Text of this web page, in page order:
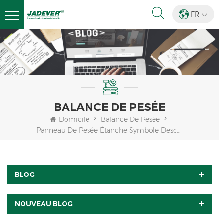
FR
BALANCE DE PESÉE
Domicile
Balance De Pesée
Panneau De Pesée Étanche Symbole Description
BLOG
NOUVEAU BLOG